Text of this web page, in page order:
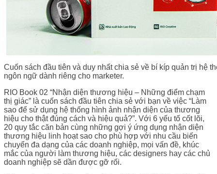
Cuốn sách đầu tiên và duy nhất chia sẻ về bí kíp quản trị hệ
ngôn ngữ dành riêng cho marketer.
RIO Book 02 “Nhận diện thương hiệu – Những điểm chạm
thị giác” là cuốn sách đầu tiên chia sẻ với bạn về việc “Làm
sao để sử dụng hệ thống hình ảnh nhận diện của thương
hiệu cho thật đúng cách và hiệu quả?”. Với 6 yếu tố cốt lõi,
20 quy tắc căn bản cùng những gợi ý ứng dụng nhận diện
thương hiệu linh hoạt sao cho phù hợp với nhu cầu biến
chuyển đa dạng của các doanh nghiệp, mọi vấn đề, khúc
mắc của người làm thương hiệu, các designers hay các chủ
doanh nghiệp sẽ dần được gỡ rối.